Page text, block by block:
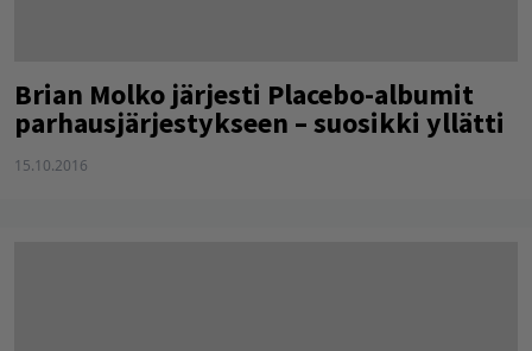
Brian Molko järjesti Placebo-albumit
parhausjärjestykseen – suosikki yllätti
15.10.2016